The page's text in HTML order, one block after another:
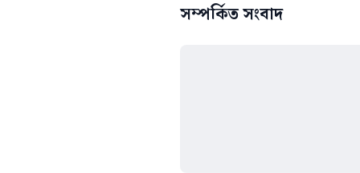
সম্পর্কিত সংবাদ